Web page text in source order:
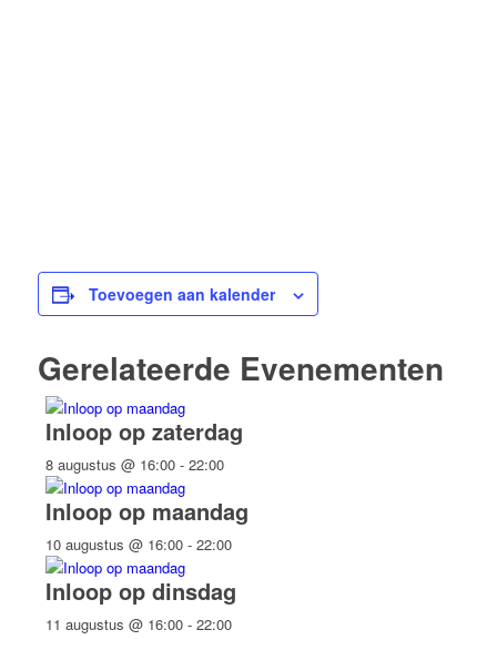
Toevoegen aan kalender
Gerelateerde Evenementen
Inloop op zaterdag
8 augustus @ 16:00- 22:00
Inloop op maandag
10 augustus @ 16:00- 22:00
Inloop op dinsdag
11 augustus @ 16:00- 22:00